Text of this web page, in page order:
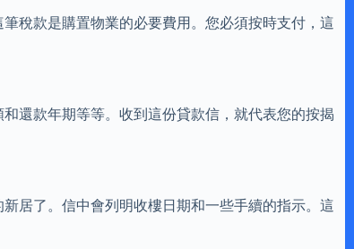
稅款是購置物業的必要費用。您必須按時支付，這
還款年期等等。收到這份貸款信，就代表您的按揭
居了。信中會列明收樓日期和一些手續的指示。這